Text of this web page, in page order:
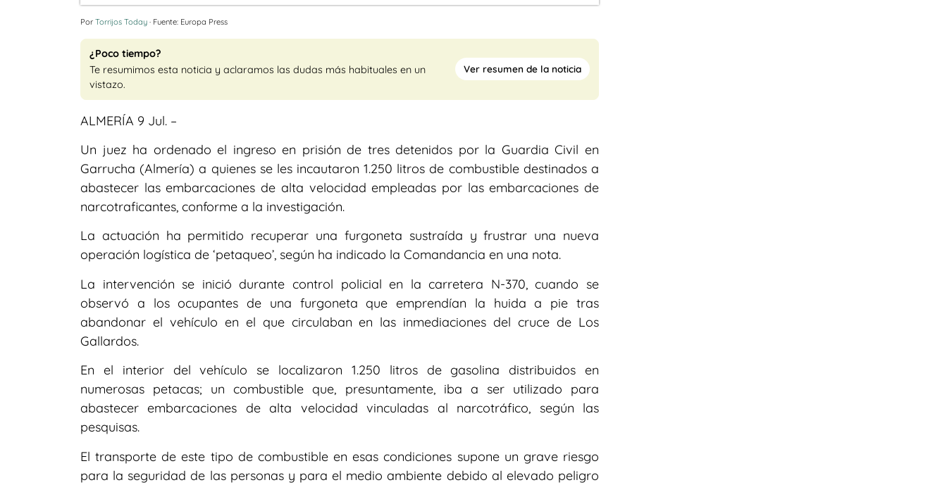
Por Torrijos Today · Fuente: Europa Press
¿Poco tiempo?
Te resumimos esta noticia y aclaramos las dudas más habituales en un
vistazo.
Ver resumen de la noticia
ALMERÍA 9 Jul. –
Un juez ha ordenado el ingreso en prisión de tres detenidos por la Guardia Civil en
Garrucha (Almería) a quienes se les incautaron 1.250 litros de combustible destinados a
abastecer las embarcaciones de alta velocidad empleadas por las embarcaciones de
narcotraficantes, conforme a la investigación.
La actuación ha permitido recuperar una furgoneta sustraída y frustrar una nueva
operación logística de ‘petaqueo’, según ha indicado la Comandancia en una nota.
La intervención se inició durante control policial en la carretera N-370, cuando se
observó a los ocupantes de una furgoneta que emprendían la huida a pie tras
abandonar el vehículo en el que circulaban en las inmediaciones del cruce de Los
Gallardos.
En el interior del vehículo se localizaron 1.250 litros de gasolina distribuidos en
numerosas petacas; un combustible que, presuntamente, iba a ser utilizado para
abastecer embarcaciones de alta velocidad vinculadas al narcotráfico, según las
pesquisas.
El transporte de este tipo de combustible en esas condiciones supone un grave riesgo
para la seguridad de las personas y para el medio ambiente debido al elevado peligro